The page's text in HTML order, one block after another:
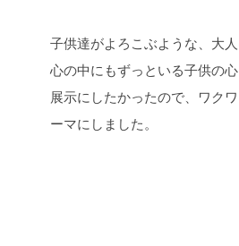
子供達がよろこぶような、大
心の中にもずっといる子供の
展示にしたかったので、ワク
ーマにしました。